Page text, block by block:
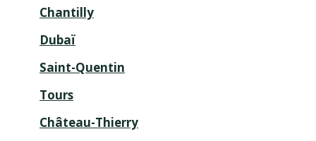
Chantilly
Dubaï
Saint-Quentin
Tours
Château-Thierry